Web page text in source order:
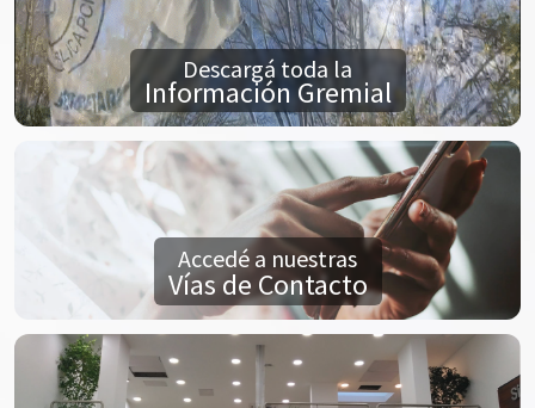
Descargá toda la
Información Gremial
Accedé a nuestras
Vías de Contacto